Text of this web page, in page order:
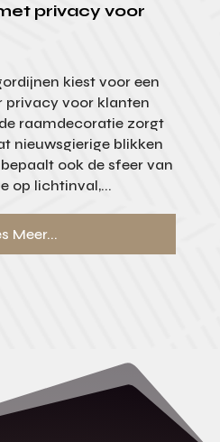
privacy voor
kiest voor een
privacy voor klanten
raamdecoratie zorgt
nieuwsgierige blikken
ook de sfeer van
op lichtinval,...
Meer...